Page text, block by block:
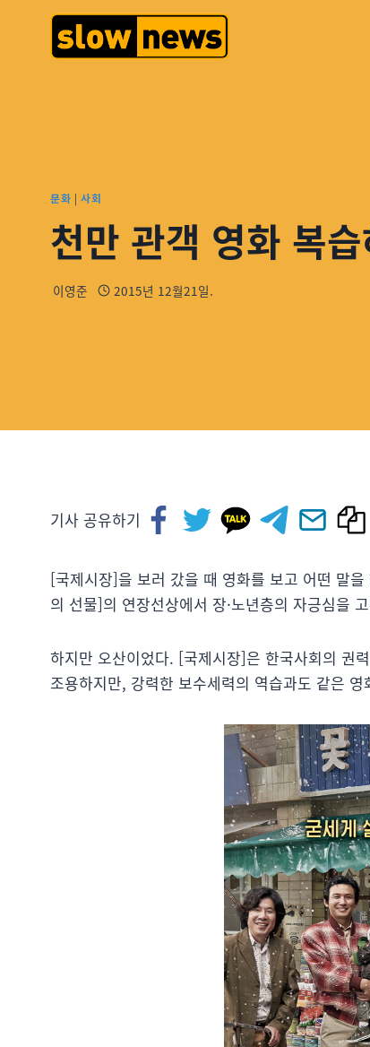
문화 | 사회
천만 관객 영화 복
이영준 2015년 12월21일.
기사 공유하기
[국제시장]을 보러 갔을 때 영화를 보고 어떤 말
의 선물]의 연장선상에서 장·노년층의 자긍심을
하지만 오산이었다. [국제시장]은 한국사회의 권
조용하지만, 강력한 보수세력의 역습과도 같은 영